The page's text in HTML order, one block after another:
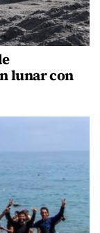
lunar con